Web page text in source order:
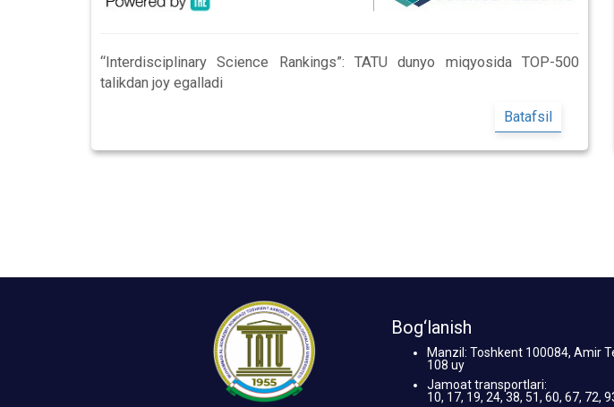
“Interdisciplinary Science Rankings”: TATU dunyo miqyosida TOP-500
talikdan joy egalladi
Batafsil
Bog‘lanish
Manzil: Toshkent 100084, Amir
108 uy
Jamoat transportlari:
10, 17, 19, 24, 38, 51, 60, 67, 72,